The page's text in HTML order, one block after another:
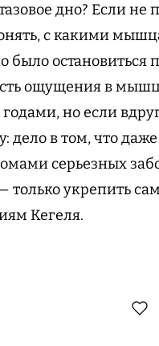
дно? Если не
с какими
было
ощущения в
но если
дело в том, что
серьезных
только укрепить
Кегеля.